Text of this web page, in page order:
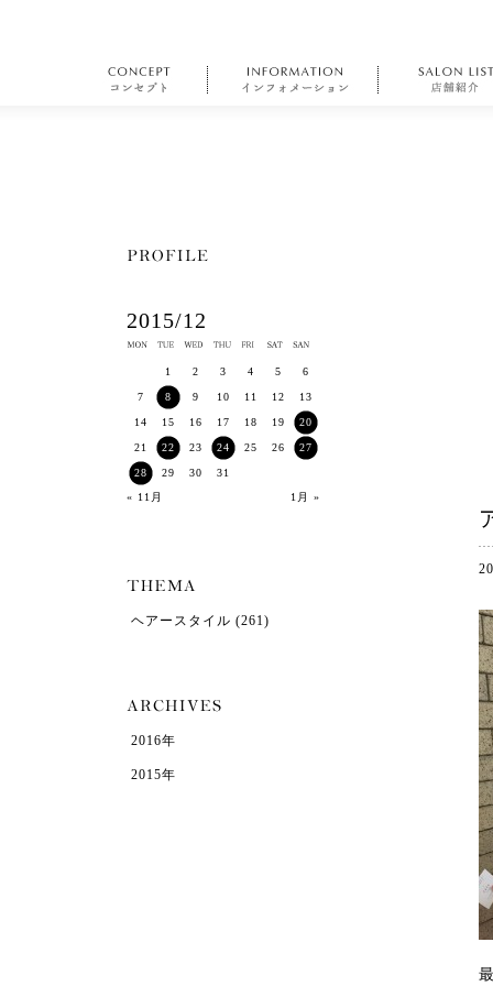
2015/12
« 11月 1月 »
1 2 3 4 5 6
7 8 9 10 11 12 13
14 15 16 17 18 19 20
21 22 23 24 25 26 27
28 29 30 31
ヘアースタイル (261)
2016年
2015年